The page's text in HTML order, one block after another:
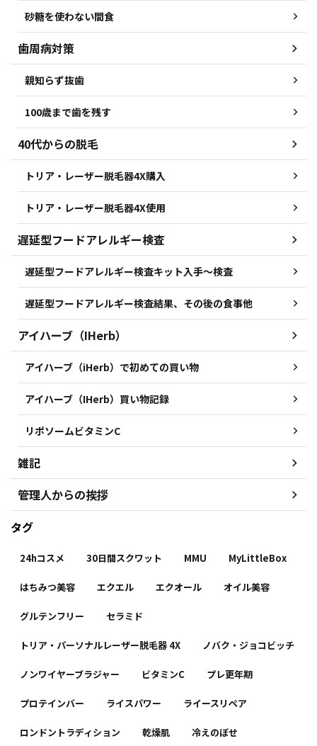
砂糖を使わない間食
歯周病対策
親知らず抜歯
100歳まで歯を残す
40代からの脱毛
トリア・レーザー脱毛器4X購入
トリア・レーザー脱毛器4X使用
遅延型フードアレルギー検査
遅延型フードアレルギー検査キット入手～検査
遅延型フードアレルギー検査結果、その後の食事他
アイハーブ（IHerb）
アイハーブ（iHerb）で初めての買い物
アイハーブ（IHerb）買い物記録
リポソームビタミンC
雑記
管理人からの挨拶
タグ
24hコスメ 30日間スクワット MMU MyLittleBox
はちみつ美容 エクエル エクオール オイル美容
グルテンフリー セラミド
トリア・パーソナルレーザー脱毛器 4X ノバク・ジョコビッチ
ノンワイヤーブラジャー ビタミンC プレ更年期
プロテインバー ライスパワー ライースリペア
ロンドントラディション 乾燥肌 冷えのぼせ